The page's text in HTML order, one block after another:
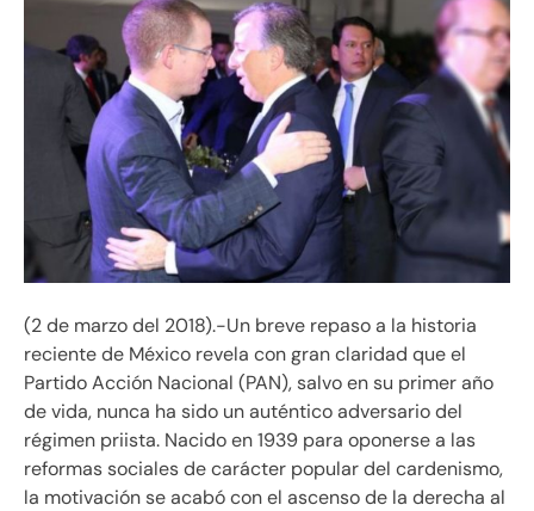
(2 de marzo del 2018).-Un breve repaso a la historia
reciente de México revela con gran claridad que el
Partido Acción Nacional (PAN), salvo en su primer año
de vida, nunca ha sido un auténtico adversario del
régimen priista. Nacido en 1939 para oponerse a las
reformas sociales de carácter popular del cardenismo,
la motivación se acabó con el ascenso de la derecha al